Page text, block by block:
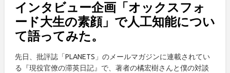
インタビュー企画「オックスフォ
ード大生の素顔」で人工知能につい
て語ってみた。
先日、批評誌「PLANETS」のメールマガジンに連載されてい
る『現役官僚の滞英日記』で、著者の橘宏樹さんと僕の対談